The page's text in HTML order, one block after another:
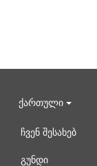
ქართული
ჩვენ შესახებ
გუნდი